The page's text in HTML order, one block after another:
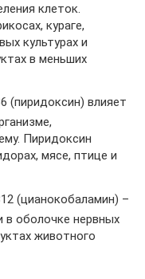
клеток.
кураге,
культурах и
в меньших
(пиридоксин) влияет
Пиридоксин
мясе, птице и
(цианокобаламин) –
в оболочке нервных
животного